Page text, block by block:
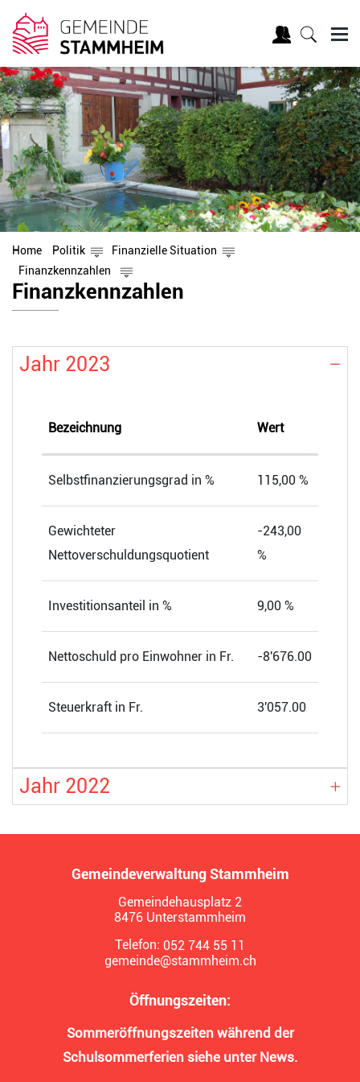
Home Politik
Finanzielle Situation
Finanzkennzahlen
Inhalt
Finanzkennzahlen
Jahr 2023
Bezeichnung Wert
Selbstfinanzierungsgrad in % 115,00 %
Gewichteter
Nettoverschuldungsquotient
-243,00
%
Investitionsanteil in % 9,00 %
Nettoschuld pro Einwohner in Fr. -8'676.00
Steuerkraft in Fr. 3'057.00
Jahr 2022
Gemeindeverwaltung Stammheim
Gemeindehausplatz 2
8476 Unterstammheim
Telefon: 052 744 55 11
gemeinde@stammheim.ch
Öffnungszeiten:
Sommeröffnungszeiten während der
Schulsommerferien siehe unter News.